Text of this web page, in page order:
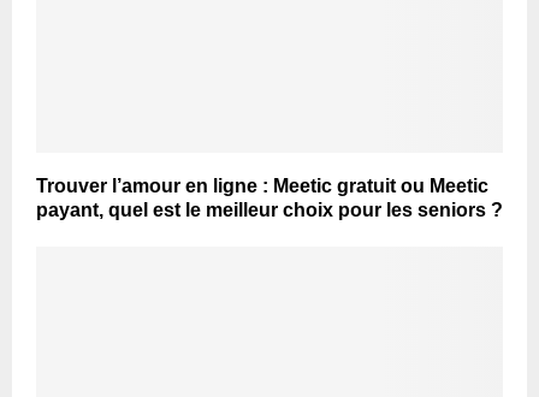
Trouver l’amour en ligne : Meetic gratuit ou Meetic
payant, quel est le meilleur choix pour les seniors ?